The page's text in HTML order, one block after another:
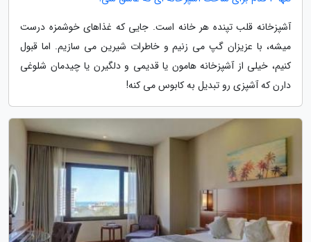
آشپزخانه قلب تپنده هر خانه است. جایی که غذاهای خوشمزه درست
میشه، با عزیزان گپ می زنیم و خاطرات شیرین می سازیم. اما قبول
کنیم، خیلی از آشپزخانه هامون یا قدیمی و دلگیرن یا چیدمان شلوغی
دارن که آشپزی رو تبدیل به کابوس می کنه!